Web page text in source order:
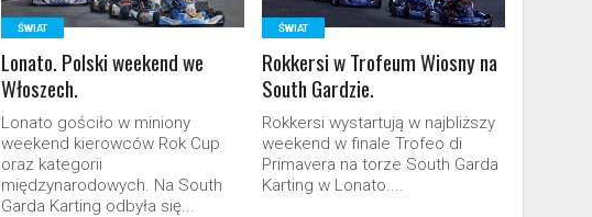
ŚWIAT
Lonato. Polski weekend we
Włoszech.
Lonato gościło w miniony
weekend kierowców Rok Cup
oraz kategorii
międzynarodowych. Na South
Garda Karting odbyła się...
ŚWIAT
Rokkersi w Trofeum Wiosny na
South Gardzie.
Rokkersi wystartują w najbliższy
weekend w finale Trofeo di
Primavera na torze South Garda
Karting w Lonato....